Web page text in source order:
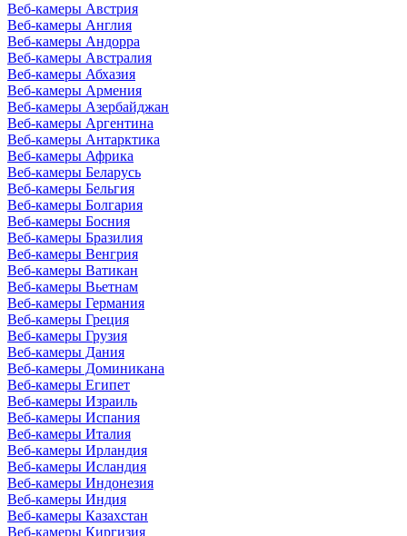
Веб-камеры Австрия
Веб-камеры Англия
Веб-камеры Андорра
Веб-камеры Австралия
Веб-камеры Абхазия
Веб-камеры Армения
Веб-камеры Азербайджан
Веб-камеры Аргентина
Веб-камеры Антарктика
Веб-камеры Африка
Веб-камеры Беларусь
Веб-камеры Бельгия
Веб-камеры Болгария
Веб-камеры Босния
Веб-камеры Бразилия
Веб-камеры Венгрия
Веб-камеры Ватикан
Веб-камеры Вьетнам
Веб-камеры Германия
Веб-камеры Греция
Веб-камеры Грузия
Веб-камеры Дания
Веб-камеры Доминикана
Веб-камеры Египет
Веб-камеры Израиль
Веб-камеры Испания
Веб-камеры Италия
Веб-камеры Ирландия
Веб-камеры Исландия
Веб-камеры Индонезия
Веб-камеры Индия
Веб-камеры Казахстан
Веб-камеры Киргизия